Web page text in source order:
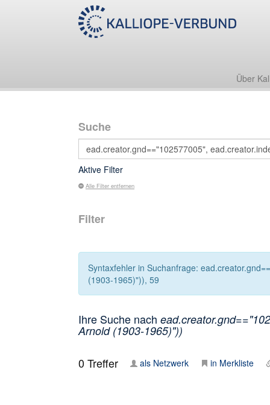
Über
Suche
Aktive Filter
Alle Filter entfernen
Filter
Syntaxfehler in Suchanfrage:
(1903-1965)")), 59
Ihre Suche nach
Arnold (1903-1965)"))
0Treffer als Netzwerk in Merkliste